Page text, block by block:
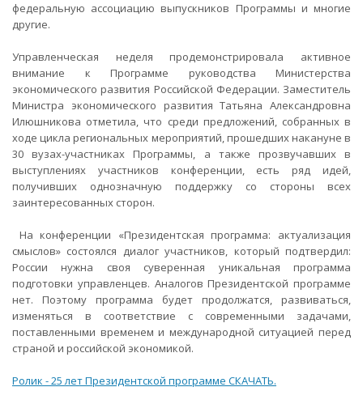
федеральную ассоциацию выпускников Программы и многие
другие.
Управленческая неделя продемонстрировала активное
внимание к Программе руководства Министерства
экономического развития Российской Федерации. Заместитель
Министра экономического развития Татьяна Александровна
Илюшникова отметила, что среди предложений, собранных в
ходе цикла региональных мероприятий, прошедших накануне в
30 вузах-участниках Программы, а также прозвучавших в
выступлениях участников конференции, есть ряд идей,
получивших однозначную поддержку со стороны всех
заинтересованных сторон.
На конференции «Президентская программа: актуализация
смыслов» состоялся диалог участников, который подтвердил:
России нужна своя суверенная уникальная программа
подготовки управленцев. Аналогов Президентской программе
нет. Поэтому программа будет продолжатся, развиваться,
изменяться в соответствие с современными задачами,
поставленными временем и международной ситуацией перед
страной и российской экономикой.
Ролик - 25 лет Президентской программе СКАЧАТЬ.